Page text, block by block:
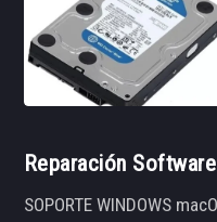
Reparación
SOPORTE WINDOWS